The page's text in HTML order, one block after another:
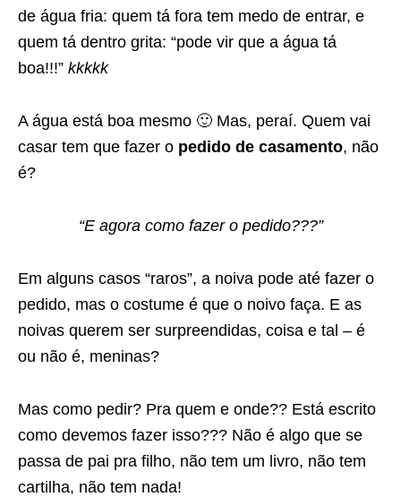
de água fria: quem tá fora tem medo de entrar, e
quem tá dentro grita: “pode vir que a água tá
boa!!!” kkkkk
A água está boa mesmo 🙂 Mas, peraí. Quem vai
casar tem que fazer o pedido de casamento, não
é?
“E agora como fazer o pedido???”
Em alguns casos “raros”, a noiva pode até fazer o
pedido, mas o costume é que o noivo faça. E as
noivas querem ser surpreendidas, coisa e tal – é
ou não é, meninas?
Mas como pedir? Pra quem e onde?? Está escrito
como devemos fazer isso??? Não é algo que se
passa de pai pra filho, não tem um livro, não tem
cartilha, não tem nada!